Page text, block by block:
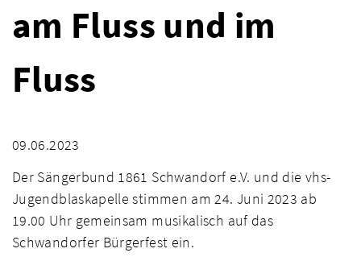
am Fluss und im
Fluss
09.06.2023
Der Sängerbund 1861 Schwandorf e.V. und die vhs-
Jugendblaskapelle stimmen am 24. Juni 2023 ab
19.00 Uhr gemeinsam musikalisch auf das
Schwandorfer Bürgerfest ein.